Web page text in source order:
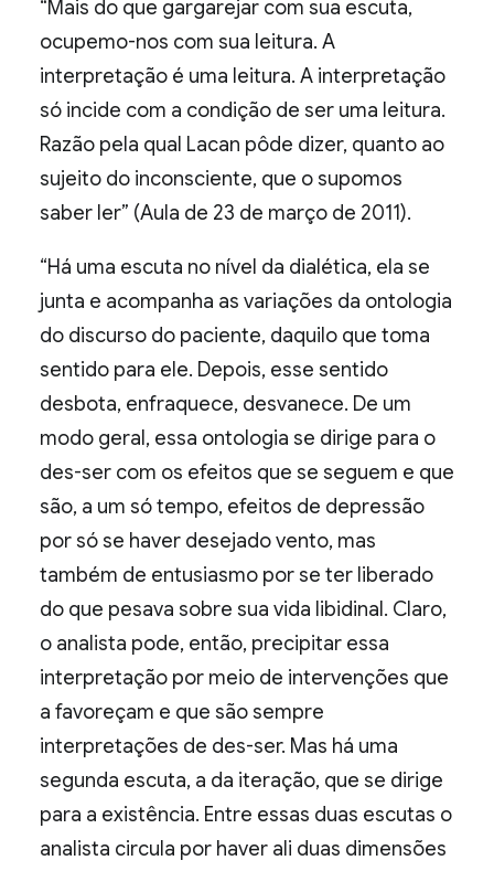
“Mais do que gargarejar com sua escuta,
ocupemo-nos com sua leitura. A
interpretação é uma leitura. A interpretação
só incide com a condição de ser uma leitura.
Razão pela qual Lacan pôde dizer, quanto ao
sujeito do inconsciente, que o supomos
saber ler” (Aula de 23 de março de 2011).
“Há uma escuta no nível da dialética, ela se
junta e acompanha as variações da ontologia
do discurso do paciente, daquilo que toma
sentido para ele. Depois, esse sentido
desbota, enfraquece, desvanece. De um
modo geral, essa ontologia se dirige para o
des-ser com os efeitos que se seguem e que
são, a um só tempo, efeitos de depressão
por só se haver desejado vento, mas
também de entusiasmo por se ter liberado
do que pesava sobre sua vida libidinal. Claro,
o analista pode, então, precipitar essa
interpretação por meio de intervenções que
a favoreçam e que são sempre
interpretações de des-ser. Mas há uma
segunda escuta, a da iteração, que se dirige
para a existência. Entre essas duas escutas o
analista circula por haver ali duas dimensões